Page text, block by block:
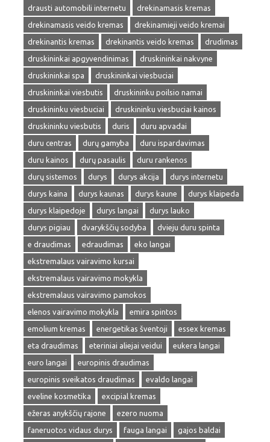
drausti automobili internetu
drekinamasis kremas
drekinamasis veido kremas
drekinamieji veido kremai
drekinantis kremas
drekinantis veido kremas
drudimas
druskininkai apgyvendinimas
druskininkai nakvyne
druskininkai spa
druskininkai viesbuciai
druskininkai viesbutis
druskininku poilsio namai
druskininku viesbuciai
druskininku viesbuciai kainos
druskininku viesbutis
duris
duru apvadai
duru centras
durų gamyba
duru ispardavimas
duru kainos
durų pasaulis
duru rankenos
durų sistemos
durys durys akcija
durys internetu
durys kaina
durys kaunas durys kaune
durys klaipeda
durys klaipedoje
durys langai
durys lauko
durys pigiau
dvarykščių sodyba
dvieju duru spinta
e draudimas
edraudimas
eko langai
ekstremalaus vairavimo kursai
ekstremalaus vairavimo mokykla
ekstremalaus vairavimo pamokos
elenos vairavimo mokykla
emira spintos
emolium kremas
energetikas šventoji
essex kremas
eta draudimas
eteriniai aliejai veidui
eukera langai
euro langai
europinis draudimas
europinis sveikatos draudimas
evaldo langai
eveline kosmetika
excipial kremas
ežeras anykščių rajone
ezero nuoma
faneruotos vidaus durys
fauga langai
gajos baldai